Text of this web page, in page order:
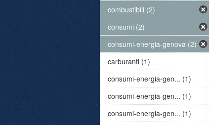
combustibili (2)
consumi (2)
consumi-energia-genova (2)
carburanti (1)
consumi-energia-gen... (1)
consumi-energia-gen... (1)
consumi-energia-gen... (1)